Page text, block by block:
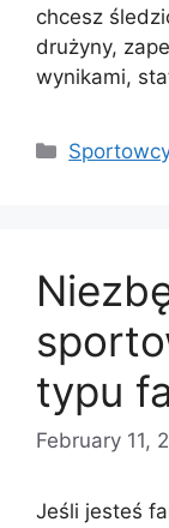
chcesz
drużyny,
wynikami,
typu
February 11,
Jeśli jesteś